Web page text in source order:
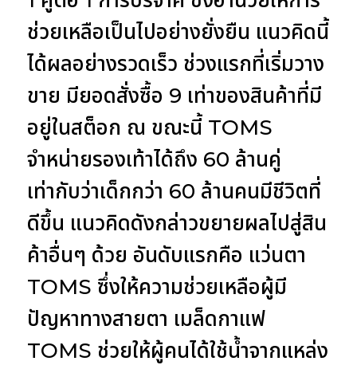
ช่วยเหลือเป็นไปอย่างยั่งยืน แนวคิดนี้
ได้ผลอย่างรวดเร็ว ช่วงแรกที่เริ่มวาง
ขาย มียอดสั่งซื้อ 9 เท่าของสินค้าที่มี
อยู่ในสต็อก ณ ขณะนี้ TOMS
จำหน่ายรองเท้าได้ถึง 60 ล้านคู่
เท่ากับว่าเด็กกว่า 60 ล้านคนมีชีวิตที่
ดีขึ้น แนวคิดดังกล่าวขยายผลไปสู่สิน
ค้าอื่นๆ ด้วย อันดับแรกคือ แว่นตา
TOMS ซึ่งให้ความช่วยเหลือผู้มี
ปัญหาทางสายตา เมล็ดกาแฟ
TOMS ช่วยให้ผู้คนได้ใช้น้ำจากแหล่ง